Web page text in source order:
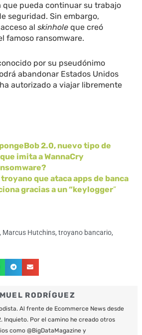
que pueda continuar su trabajo
seguridad. Sin embargo,
alskinhole que creó
famoso ransomware.
por su pseudónimo
abandonar Estados Unidos
autorizado a viajar libremente
2.0, nuevo tipo de
imita a WannaCry
que ataca apps de banca
gracias a un “keylogger”
, Marcus Hutchins,troyano bancario,
RODRÍGUEZ
Al frente de Ecommerce News desde
Inquieto. Por el camino he creado otros
como @BigDataMagazine y